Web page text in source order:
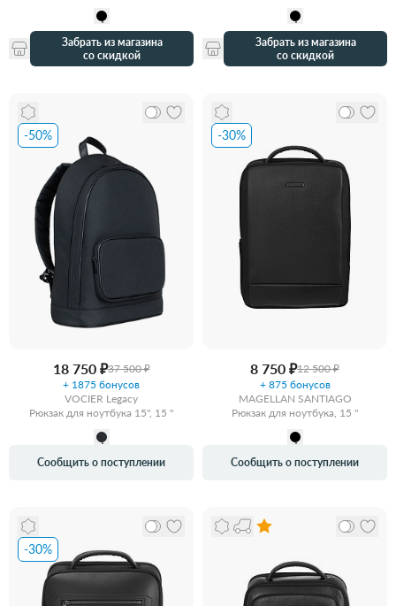
Забрать из магазина
со скидкой
Забрать из магазина
со скидкой
-50%
18 750 ₽37 500 ₽
+ 1875 бонусов
VOCIER Legacy
Рюкзак для ноутбука 15", 15 "
Сообщить о поступлении
-30%
8 750 ₽12 500 ₽
+ 875 бонусов
MAGELLAN SANTIAGO
Рюкзак для ноутбука, 15 "
Сообщить о поступлении
-30%